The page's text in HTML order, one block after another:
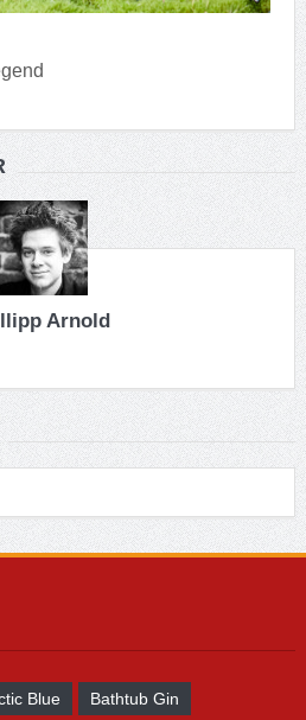
Arnold
Blue Bathtub Gin